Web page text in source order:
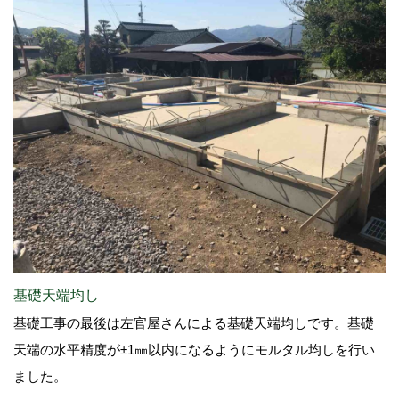
基礎天端均し
基礎工事の最後は左官屋さんによる基礎天端均しです。基礎
天端の水平精度が±1㎜以内になるようにモルタル均しを行い
ました。